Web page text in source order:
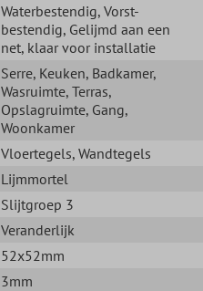
Waterbestendig, Vorst-
bestendig, Gelijmd aan een
net, klaar voor installatie
Serre, Keuken, Badkamer,
Wasruimte, Terras,
Opslagruimte, Gang,
Woonkamer
Vloertegels, Wandtegels
Lijmmortel
Slijtgroep 3
Veranderlijk
52x52mm
3mm